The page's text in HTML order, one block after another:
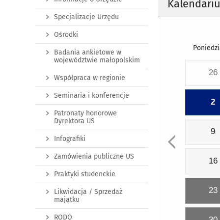
26
2
9
16
23
Specjalizacje Urzędu
Ośrodki
Badania ankietowe w
województwie małopolskim
Współpraca w regionie
Seminaria i konferencje
Patronaty honorowe
Dyrektora US
Infografiki
Zamówienia publiczne US
Praktyki studenckie
Likwidacja / Sprzedaż
majątku
RODO